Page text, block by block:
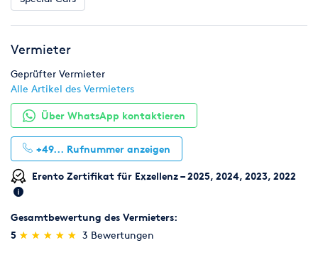
Vermieter
Geprüfter Vermieter
Alle Artikel des Vermieters
Über WhatsApp kontaktieren
+49... Rufnummer anzeigen
Erento Zertifikat für Exzellenz – 2025, 2024, 2023, 2022
Gesamtbewertung des Vermieters:
5 (*)
★
★
(*) ★
★
(*) ★
★
(*) ★
★
(*) ★
★ 3 Bewertungen